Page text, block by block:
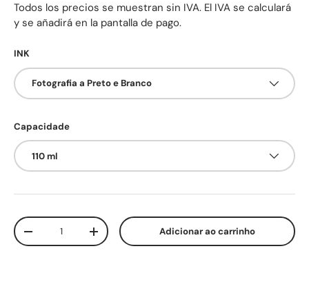
Todos los precios se muestran sin IVA. El IVA se calculará
y se añadirá en la pantalla de pago.
INK
Fotografia a Preto e Branco
Capacidade
110 ml
Qtd.
Diminuir quantidadeAumente a quantidadeAdicionar ao carrinho